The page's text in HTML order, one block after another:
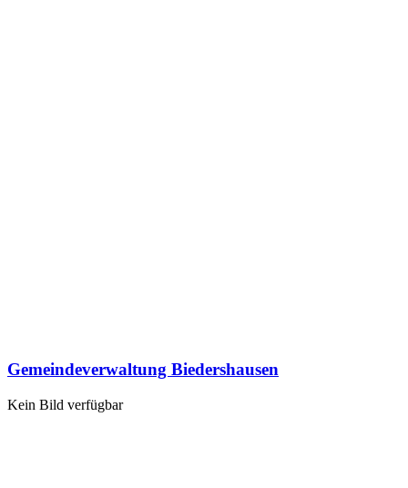
Gemeindeverwaltung Biedershausen
Kein Bild verfügbar